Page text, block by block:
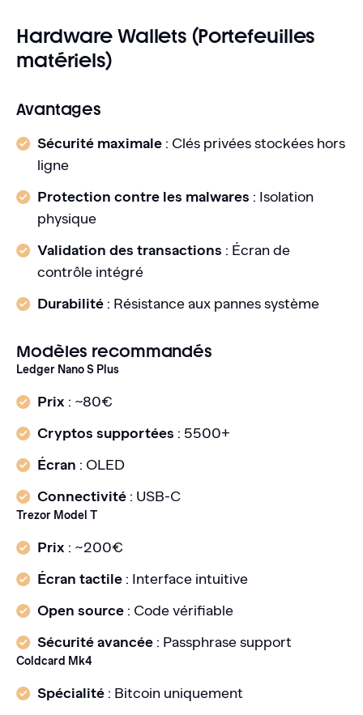
Hardware Wallets (Portefeuilles
matériels)
Avantages
Sécurité maximale : Clés privées stockées hors
ligne
Protection contre les malwares : Isolation
physique
Validation des transactions : Écran de
contrôle intégré
Durabilité : Résistance aux pannes système
Modèles recommandés
Ledger Nano S Plus
Prix : ~80€
Cryptos supportées : 5500+
Écran : OLED
Connectivité : USB-C
Trezor Model T
Prix : ~200€
Écran tactile : Interface intuitive
Open source : Code vérifiable
Sécurité avancée : Passphrase support
Coldcard Mk4
Spécialité : Bitcoin uniquement